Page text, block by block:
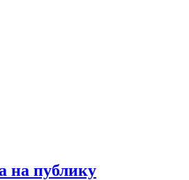
на публику